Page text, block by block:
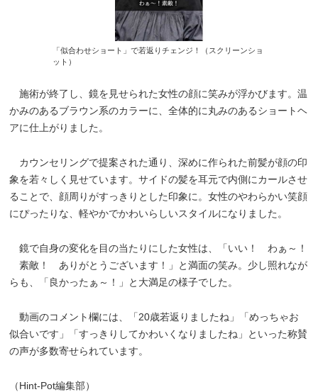
「似合わせショート」で若返りチェンジ！（スクリーンショ
ット）
施術が終了し、鏡を見せられた女性の顔に笑みが浮かびます。温
かみのあるブラウン系のカラーに、全体的に丸みのあるショートヘ
アに仕上がりました。
カウンセリングで提案された通り、深めに作られた前髪が顔の印
象を若々しく見せています。サイドの髪を耳元で内側にカールさせ
ることで、顔周りがすっきりとした印象に。女性のやわらかい笑顔
にぴったりな、軽やかでかわいらしいスタイルになりました。
鏡で自身の変化を目の当たりにした女性は、「いい！ わぁ～！
素敵！ ありがとうございます！」と満面の笑み。少し照れなが
らも、「良かったぁ～！」と大満足の様子でした。
動画のコメント欄には、「20歳若返りましたね」「めっちゃお
似合いです」「すっきりしてかわいくなりましたね」といった称賛
の声が多数寄せられています。
（Hint-Pot編集部）